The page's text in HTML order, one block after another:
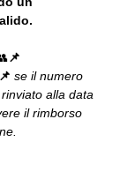
📌
📌 se il numero
alla data
il rimborso